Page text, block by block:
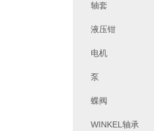
轴套
液压钳
电机
泵
蝶阀
WINKEL轴承